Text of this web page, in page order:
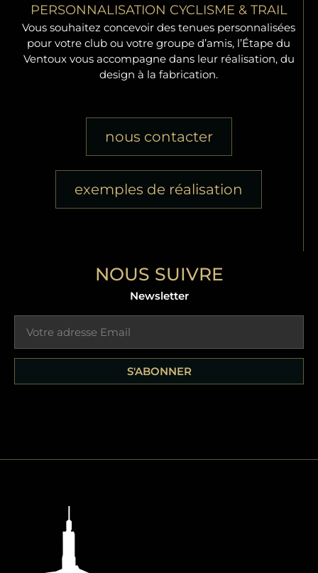
PERSONNALISATION CYCLISME & TRAIL
Vous souhaitez concevoir des tenues personnalisées
pour votre club ou votre groupe d’amis, l’Étape du
Ventoux vous accompagne dans leur réalisation, du
design à la fabrication.
nous contacter
exemples de réalisation
NOUS SUIVRE
Newsletter
S'ABONNER